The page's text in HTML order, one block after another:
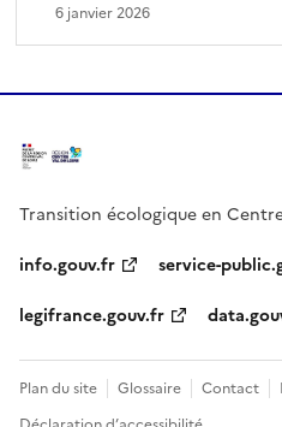
6 janvier 2026
Transition écologique en
info.gouv.fr
service-
legifrance.gouv.fr
Plan du site Glossaire Contact